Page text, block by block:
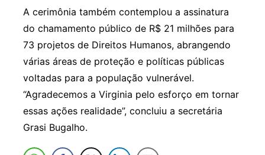
A cerimônia também contemplou a assinatura
do chamamento público de R$ 21 milhões para
73 projetos de Direitos Humanos, abrangendo
várias áreas de proteção e políticas públicas
voltadas para a população vulnerável.
“Agradecemos a Virginia pelo esforço em tornar
essas ações realidade”, concluiu a secretária
Grasi Bugalho.